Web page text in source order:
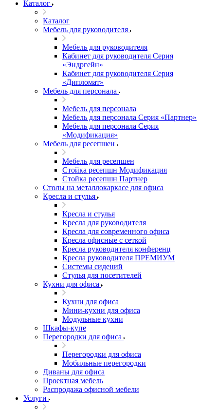
Каталог
Каталог
Мебель для руководителя
Мебель для руководителя
Кабинет для руководителя Серия
«Эндргейн»
Кабинет для руководителя Серия
«Дипломат»
Мебель для персонала
Мебель для персонала
Мебель для персонала Серия «Партнер»
Мебель для персонала Серия
«Модификация»
Мебель для ресепшен
Мебель для ресепшен
Стойка ресепшн Модификация
Стойка ресепшн Партнер
Столы на металлокаркасе для офиса
Кресла и стулья
Кресла и стулья
Кресла для руководителя
Кресла для современного офиса
Кресла офисные с сеткой
Кресла руководителя конференц
Кресла руководителя ПРЕМИУМ
Системы сидений
Стулья для посетителей
Кухни для офиса
Кухни для офиса
Мини-кухни для офиса
Модульные кухни
Шкафы-купе
Перегородки для офиса
Перегородки для офиса
Мобильные перегородки
Диваны для офиса
Проектная мебель
Распродажа офисной мебели
Услуги